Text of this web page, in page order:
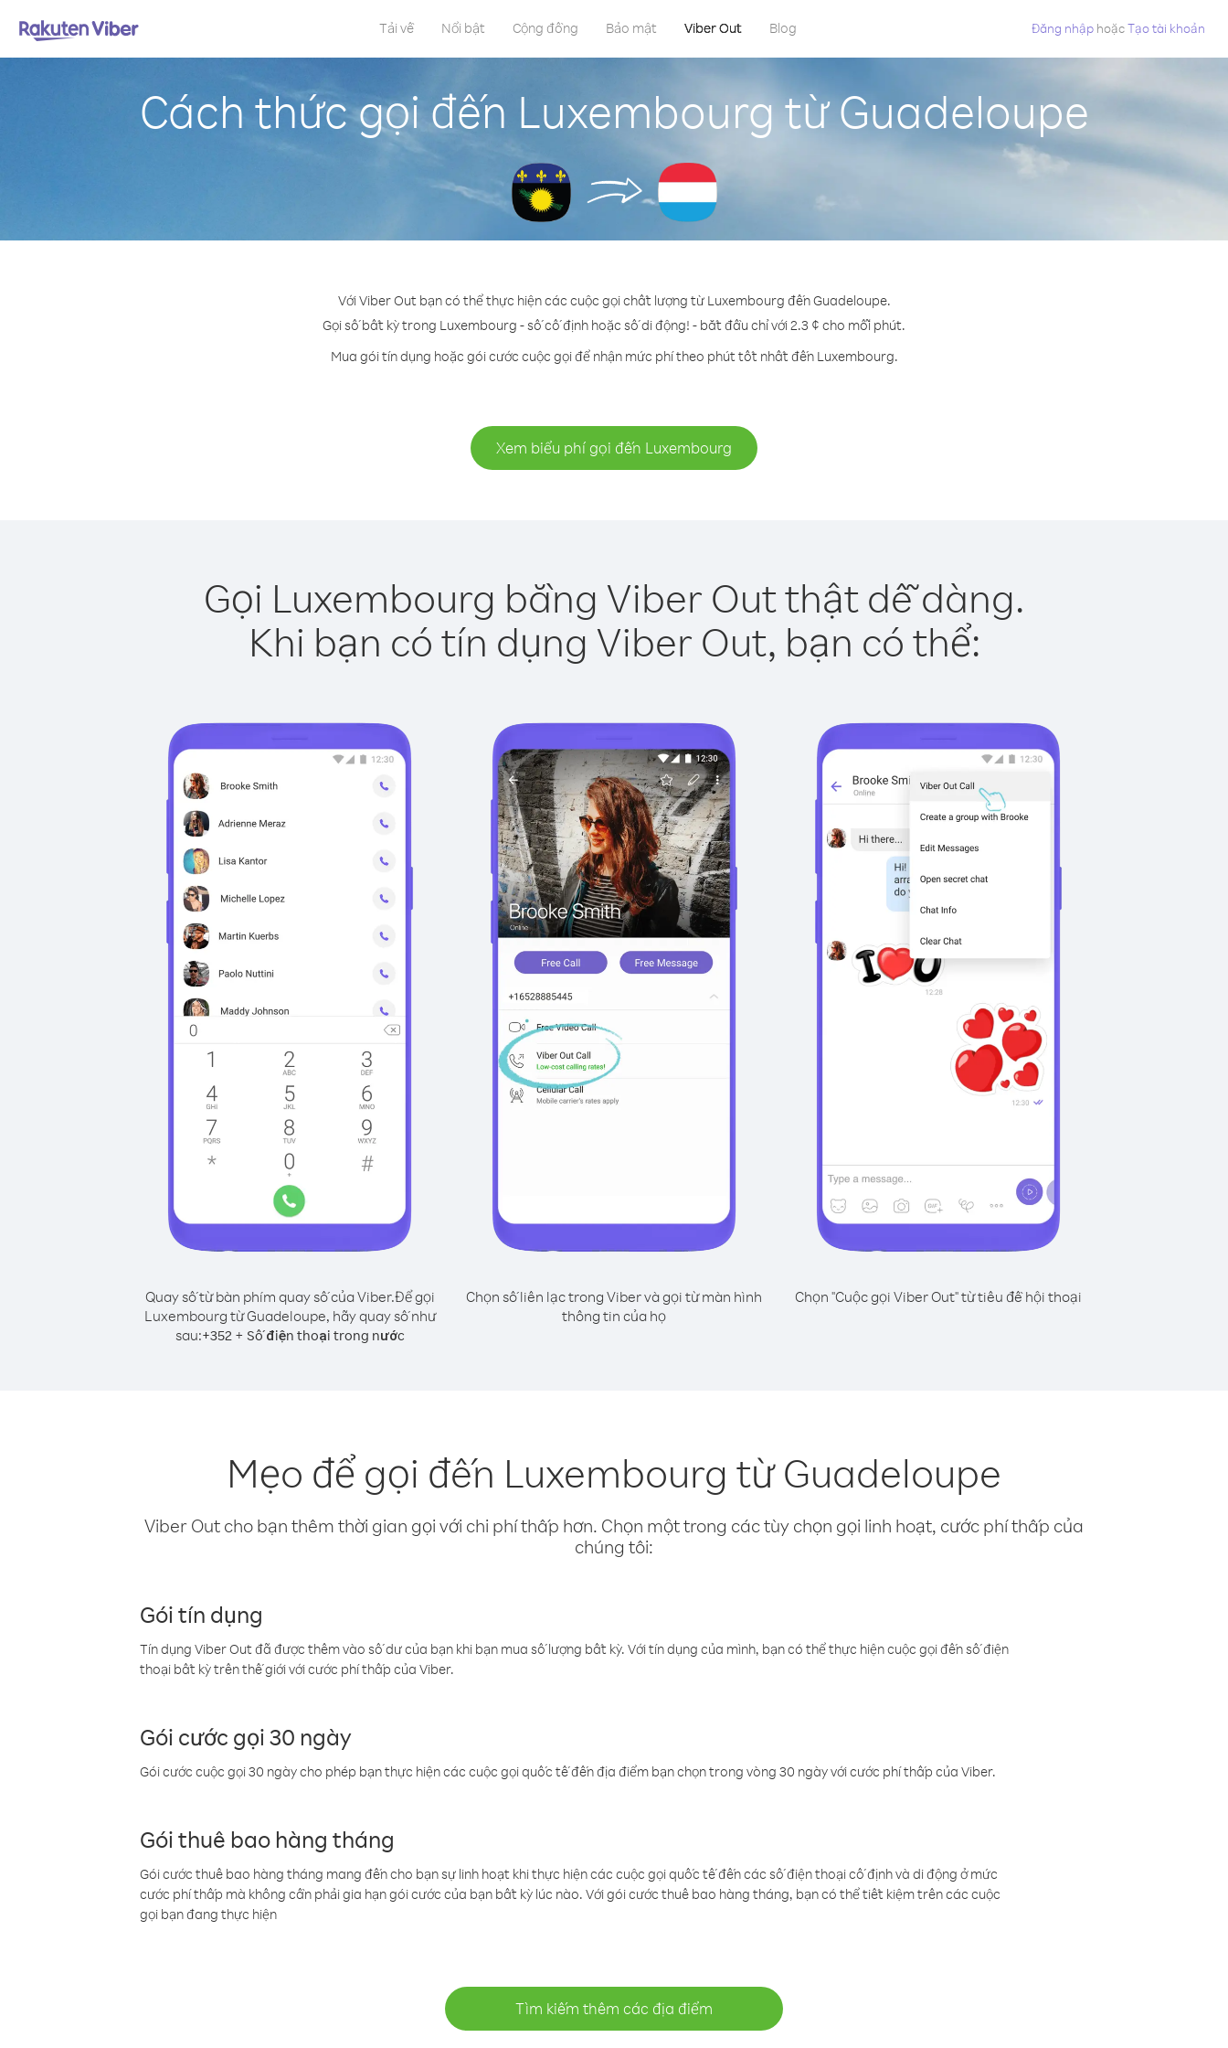
Tải về Nổi bật Cộng đồng Bảo mật Viber Out Blog Đăng nhập hoặcTạo tài khoản
Cách thức gọi đến Luxembourg từ Guadeloupe
Với Viber Out bạn có thể thực hiện các cuộc gọi chất lượng từ Luxembourg đến Guadeloupe.
Gọi số bất kỳ trong Luxembourg - số cố định hoặc số di động! - bắt đầu chỉ với 2.3 ¢ cho mỗi phút.
Mua gói tín dụng hoặc gói cước cuộc gọi để nhận mức phí theo phút tốt nhất đến Luxembourg.
Xem biểu phí gọi đến Luxembourg
Gọi Luxembourg bằng Viber Out thật dễ dàng.
Khi bạn có tín dụng Viber Out, bạn có thể:
Quay số từ bàn phím quay số của Viber.Để gọi
Luxembourg từ Guadeloupe, hãy quay số như
sau:+352+ Số điện thoại trong nước
Chọn số liên lạc trong Viber và gọi từ màn hình
thông tin của họ
Chọn "Cuộc gọi Viber Out" từ tiêu đề hội thoại
Mẹo để gọi đến Luxembourg từ Guadeloupe
Viber Out cho bạn thêm thời gian gọi với chi phí thấp hơn. Chọn một trong các tùy chọn gọi linh hoạt, cước phí thấp của
chúng tôi:
Gói tín dụng
Tín dụng Viber Out đã được thêm vào số dư của bạn khi bạn mua số lượng bất kỳ. Với tín dụng của mình, bạn có thể thực hiện cuộc gọi đến số điện
thoại bất kỳ trên thế giới với cước phí thấp của Viber.
Gói cước gọi 30 ngày
Gói cước cuộc gọi 30 ngày cho phép bạn thực hiện các cuộc gọi quốc tế đến địa điểm bạn chọn trong vòng 30 ngày với cước phí thấp của Viber.
Gói thuê bao hàng tháng
Gói cước thuê bao hàng tháng mang đến cho bạn sự linh hoạt khi thực hiện các cuộc gọi quốc tế đến các số điện thoại cố định và di động ở mức
cước phí thấp mà không cần phải gia hạn gói cước của bạn bất kỳ lúc nào. Với gói cước thuê bao hàng tháng, bạn có thể tiết kiệm trên các cuộc
gọi bạn đang thực hiện
Tìm kiếm thêm các địa điểm